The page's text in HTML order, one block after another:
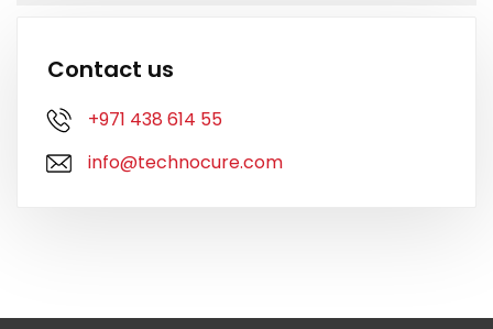
Contact us
+971 438 614 55
info@technocure.com